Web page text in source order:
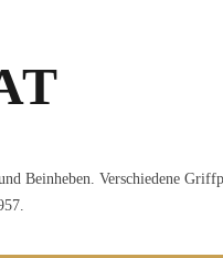
Beinheben. Verschiedene